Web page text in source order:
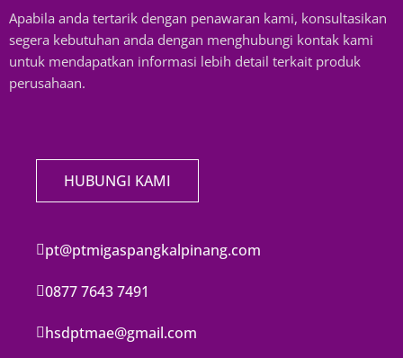
Apabila anda tertarik dengan penawaran kami, konsultasikan
segera kebutuhan anda dengan menghubungi kontak kami
untuk mendapatkan informasi lebih detail terkait produk
perusahaan.
HUBUNGI KAMI
pt@ptmigaspangkalpinang.com
0877 7643 7491
hsdptmae@gmail.com